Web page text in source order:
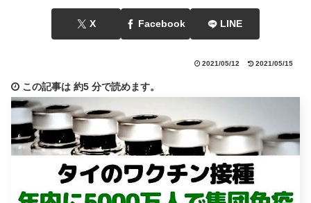
X Facebook LINE
2021/05/12 2021/05/15
この記事は 約5 分で読めます。